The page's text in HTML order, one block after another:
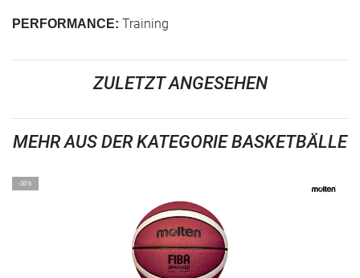
PERFORMANCE: Training
ZULETZT ANGESEHEN
MEHR AUS DER KATEGORIE BASKETBÄLLE
-30%